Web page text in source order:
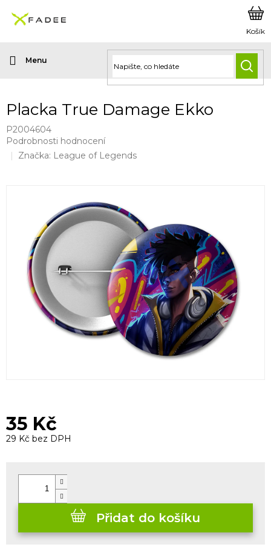
obsah
Placka True Damage Ekko
P2004604
Průměrné
hodnocení
hvězdiček.
Podrobnosti hodnocení
Značka: League of Legends
35 Kč
29 Kč bez DPH
Přidat do košíku